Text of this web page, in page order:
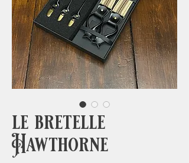
le bretelle
Hawthorne